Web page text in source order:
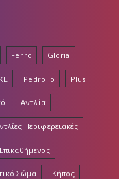
Ferro Gloria
Pedrollo Plus
Αντλία
Περιφερειακές
Επικαθήμενος
Σώμα Κήπος